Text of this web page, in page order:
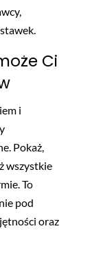
Ci
i
Pokaż,
wszystkie
To
pod
oraz